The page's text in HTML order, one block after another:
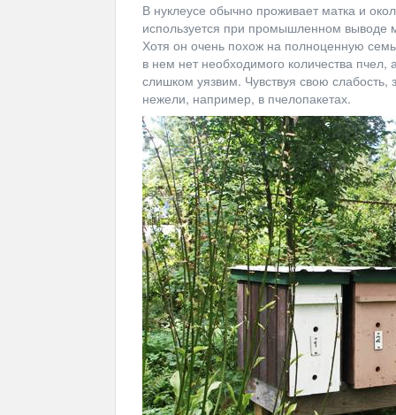
В нуклеусе обычно проживает матка и
используется при промышленном выводе
Хотя он очень похож на полноценную
в нем нет необходимого количества
слишком уязвим. Чувствуя свою слабость,
нежели, например, в пчелопакетах.